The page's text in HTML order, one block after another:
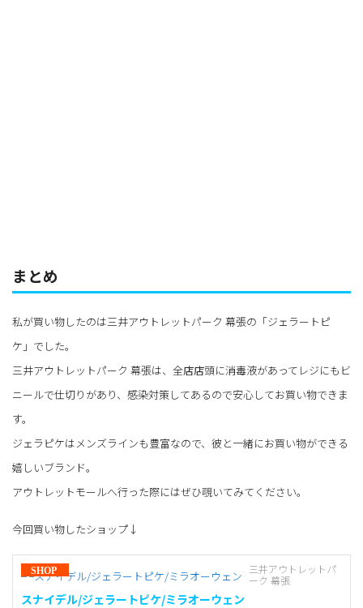
まとめ
私が買い物したのは三井アウトレットパーク 幕張の「ジェラートピ
ケ」でした。
三井アウトレットパーク 幕張は、全店店頭に消毒液があってレジにもビ
ニールで仕切りがあり、感染対策してあるので安心してお買い物できま
す。
ジェラピケはメンズラインも豊富なので、彼と一緒にお買い物ができる
嬉しいブランド。
アウトレットモールへ行った際にはぜひ覗いてみてください。
今回買い物したショップ↓
三井アウトレットパ
ーク 幕張
スナイデル/ジェラートピケ/ミラオーウェン